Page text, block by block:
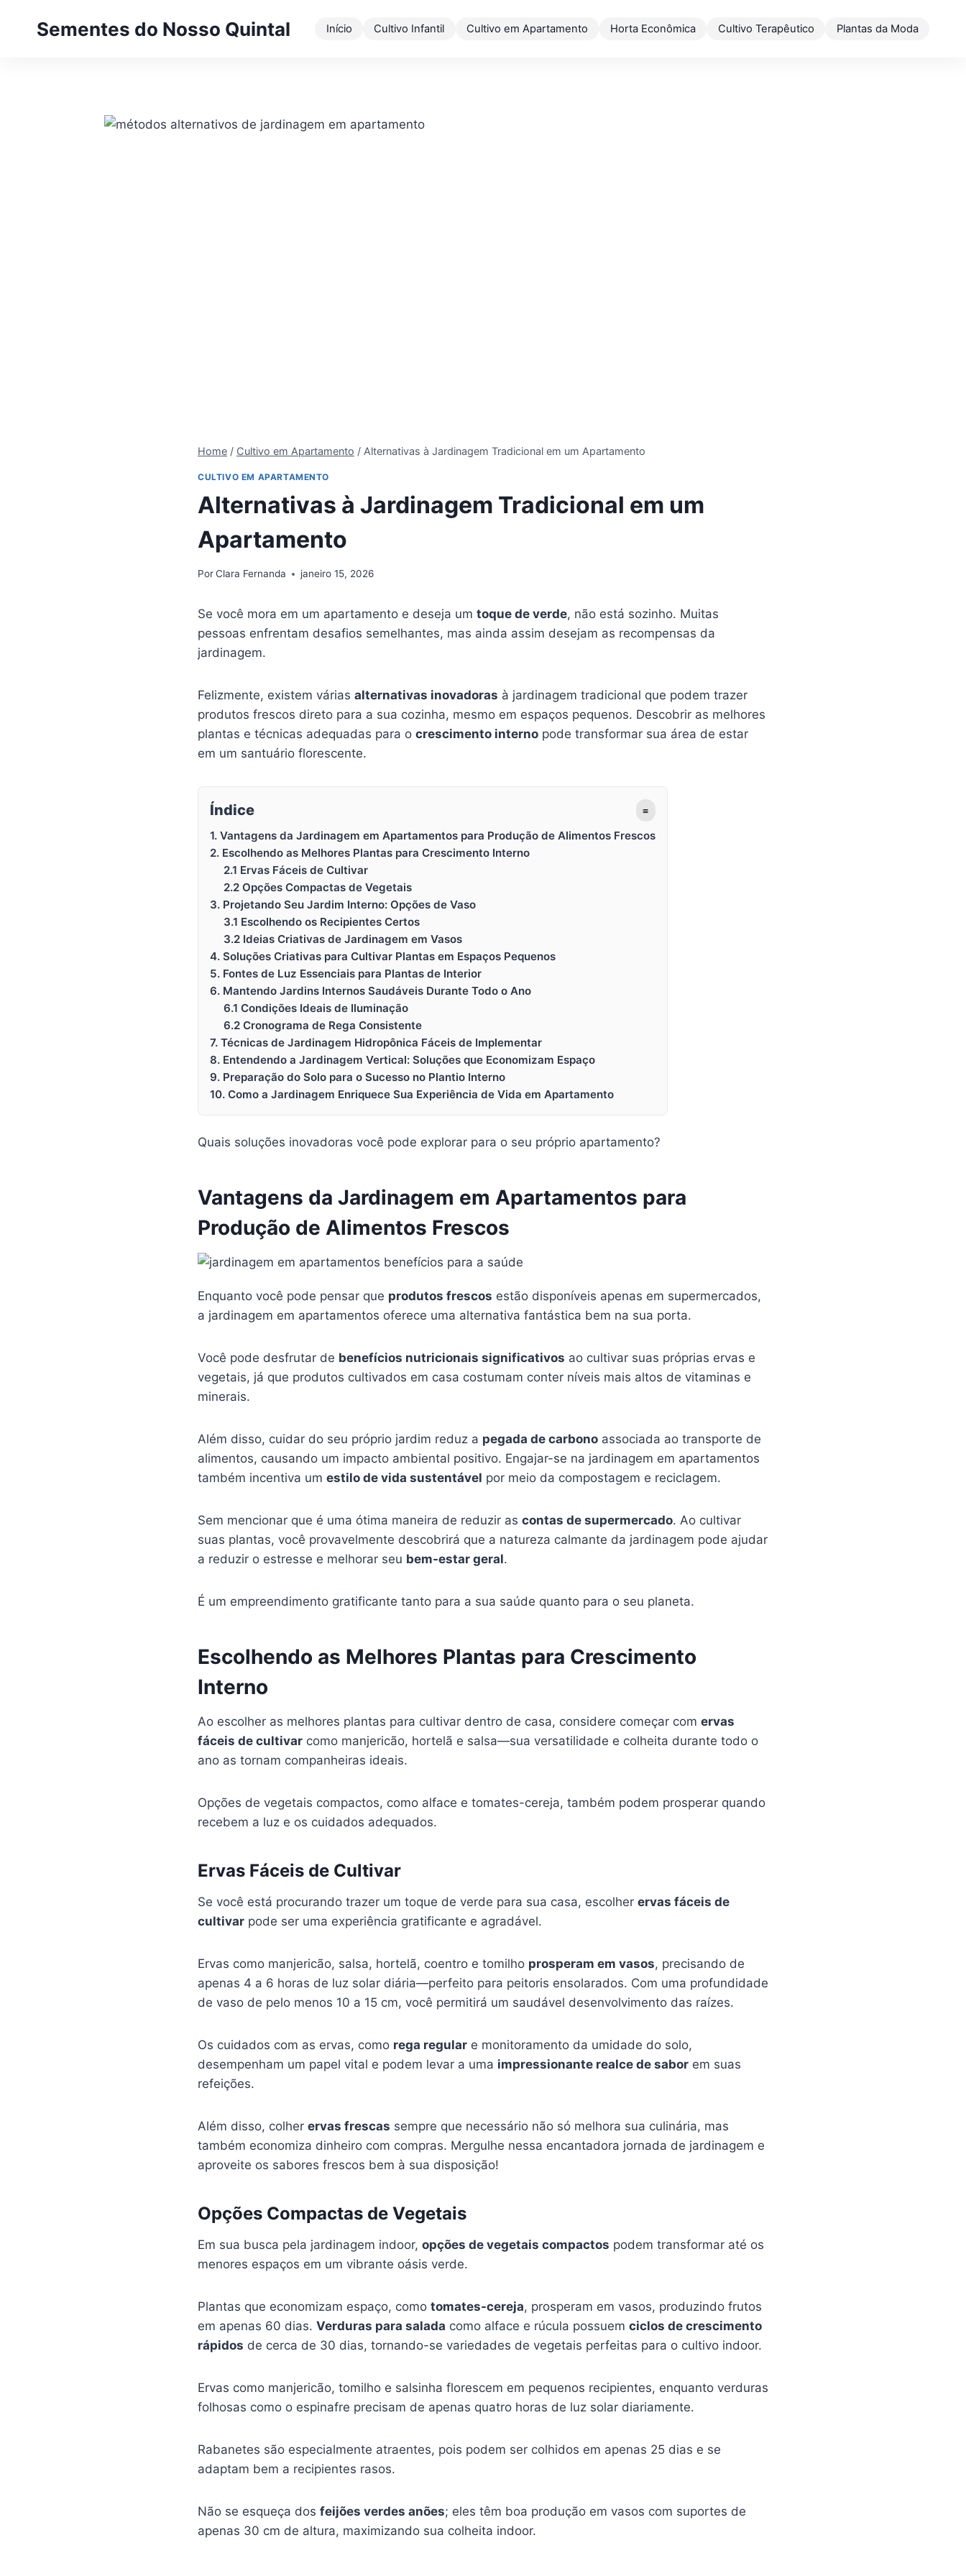
Sementes do Nosso Quintal Início Cultivo Infantil Cultivo em Apartamento Horta Econômica Cultivo Terapêutico Plantas da Moda
Home / Cultivo em Apartamento / Alternativas à Jardinagem Tradicional em um Apartamento
CULTIVO EM APARTAMENTO
Alternativas à Jardinagem Tradicional em um
Apartamento
PorClara Fernanda janeiro 15, 2026
Se você mora em um apartamento e deseja um toque de verde, não está sozinho. Muitas
pessoas enfrentam desafios semelhantes, mas ainda assim desejam as recompensas da
jardinagem.
Felizmente, existem várias alternativas inovadoras à jardinagem tradicional que podem trazer
produtos frescos direto para a sua cozinha, mesmo em espaços pequenos. Descobrir as melhores
plantas e técnicas adequadas para o crescimento interno pode transformar sua área de estar
em um santuário florescente.
Índice ≡
1. Vantagens da Jardinagem em Apartamentos para Produção de Alimentos Frescos
2. Escolhendo as Melhores Plantas para Crescimento Interno
2.1 Ervas Fáceis de Cultivar
2.2 Opções Compactas de Vegetais
3. Projetando Seu Jardim Interno: Opções de Vaso
3.1 Escolhendo os Recipientes Certos
3.2 Ideias Criativas de Jardinagem em Vasos
4. Soluções Criativas para Cultivar Plantas em Espaços Pequenos
5. Fontes de Luz Essenciais para Plantas de Interior
6. Mantendo Jardins Internos Saudáveis Durante Todo o Ano
6.1 Condições Ideais de Iluminação
6.2 Cronograma de Rega Consistente
7. Técnicas de Jardinagem Hidropônica Fáceis de Implementar
8. Entendendo a Jardinagem Vertical: Soluções que Economizam Espaço
9. Preparação do Solo para o Sucesso no Plantio Interno
10. Como a Jardinagem Enriquece Sua Experiência de Vida em Apartamento
Quais soluções inovadoras você pode explorar para o seu próprio apartamento?
Vantagens da Jardinagem em Apartamentos para
Produção de Alimentos Frescos
Enquanto você pode pensar que produtos frescos estão disponíveis apenas em supermercados,
a jardinagem em apartamentos oferece uma alternativa fantástica bem na sua porta.
Você pode desfrutar de benefícios nutricionais significativos ao cultivar suas próprias ervas e
vegetais, já que produtos cultivados em casa costumam conter níveis mais altos de vitaminas e
minerais.
Além disso, cuidar do seu próprio jardim reduz a pegada de carbono associada ao transporte de
alimentos, causando um impacto ambiental positivo. Engajar-se na jardinagem em apartamentos
também incentiva um estilo de vida sustentável por meio da compostagem e reciclagem.
Sem mencionar que é uma ótima maneira de reduzir as contas de supermercado. Ao cultivar
suas plantas, você provavelmente descobrirá que a natureza calmante da jardinagem pode ajudar
a reduzir o estresse e melhorar seu bem-estar geral.
É um empreendimento gratificante tanto para a sua saúde quanto para o seu planeta.
Escolhendo as Melhores Plantas para Crescimento
Interno
Ao escolher as melhores plantas para cultivar dentro de casa, considere começar com ervas
fáceis de cultivar como manjericão, hortelã e salsa—sua versatilidade e colheita durante todo o
ano as tornam companheiras ideais.
Opções de vegetais compactos, como alface e tomates-cereja, também podem prosperar quando
recebem a luz e os cuidados adequados.
Ervas Fáceis de Cultivar
Se você está procurando trazer um toque de verde para sua casa, escolher ervas fáceis de
cultivar pode ser uma experiência gratificante e agradável.
Ervas como manjericão, salsa, hortelã, coentro e tomilho prosperam em vasos, precisando de
apenas 4 a 6 horas de luz solar diária—perfeito para peitoris ensolarados. Com uma profundidade
de vaso de pelo menos 10 a 15 cm, você permitirá um saudável desenvolvimento das raízes.
Os cuidados com as ervas, como rega regular e monitoramento da umidade do solo,
desempenham um papel vital e podem levar a uma impressionante realce de sabor em suas
refeições.
Além disso, colher ervas frescas sempre que necessário não só melhora sua culinária, mas
também economiza dinheiro com compras. Mergulhe nessa encantadora jornada de jardinagem e
aproveite os sabores frescos bem à sua disposição!
Opções Compactas de Vegetais
Em sua busca pela jardinagem indoor, opções de vegetais compactos podem transformar até os
menores espaços em um vibrante oásis verde.
Plantas que economizam espaço, como tomates-cereja, prosperam em vasos, produzindo frutos
em apenas 60 dias. Verduras para salada como alface e rúcula possuem ciclos de crescimento
rápidos de cerca de 30 dias, tornando-se variedades de vegetais perfeitas para o cultivo indoor.
Ervas como manjericão, tomilho e salsinha florescem em pequenos recipientes, enquanto verduras
folhosas como o espinafre precisam de apenas quatro horas de luz solar diariamente.
Rabanetes são especialmente atraentes, pois podem ser colhidos em apenas 25 dias e se
adaptam bem a recipientes rasos.
Não se esqueça dos feijões verdes anões; eles têm boa produção em vasos com suportes de
apenas 30 cm de altura, maximizando sua colheita indoor.